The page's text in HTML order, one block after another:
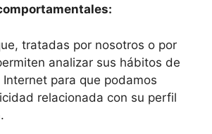
tratadas por nosotros o por
analizar sus hábitos de
para que podamos
relacionada con su perfil